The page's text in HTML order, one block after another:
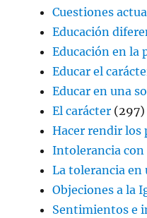
Cuestiones
Educación
Educación en la
Educar el
Educar en una
El carácter (297)
Hacer rendir los
Intolerancia con
La tolerancia en
Objeciones a la
Sentimientos e